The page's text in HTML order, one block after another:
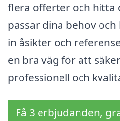
flera offerter och hitta
passar dina behov
in åsikter och
en bra väg för att
professionell och
Få 3 erbjudanden,